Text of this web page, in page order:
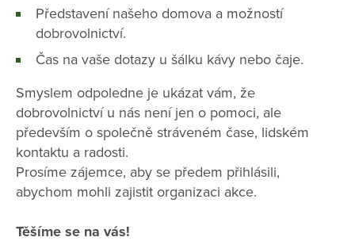
Představení našeho domova a možností
dobrovolnictví.
Čas na vaše dotazy u šálku kávy nebo čaje.
Smyslem odpoledne je ukázat vám, že
dobrovolnictví u nás není jen o pomoci, ale
především o společně stráveném čase, lidském
kontaktu a radosti.
Prosíme zájemce, aby se předem přihlásili,
abychom mohli zajistit organizaci akce.
Těšíme se na vás!